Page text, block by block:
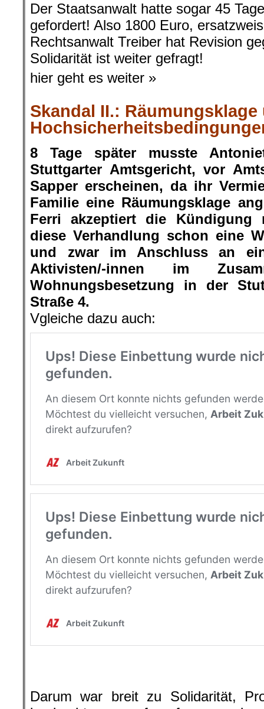
Der Staatsanwalt hatte sogar 45
gefordert! Also 1800 Euro,
Rechtsanwalt Treiber hat Revision
Solidarität ist weiter gefragt!
hier geht es weiter »
Skandal II.: Räumungsklage
8 Tage später musste
Stuttgarter Amtsgericht, vor
Sapper erscheinen, da ihr
Familie eine Räumungsklage
Ferri akzeptiert die Kündigung
diese Verhandlung schon eine
und zwar im Anschluss an
Aktivisten/-innen im
Wohnungsbesetzung in der
Straße 4.
Vgleiche dazu auch:
Darum war breit zu Solidarität,